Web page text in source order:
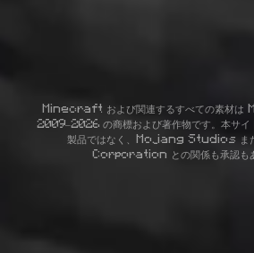
Minecraft および関連するすべての素
2009–2026 の商標および著作物です。本サ
製品ではなく、Mojang Studios
Corporation との関係も承認もあ